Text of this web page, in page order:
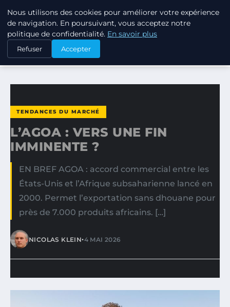
TUEZ-LES TOUS
ACCUEIL
TENDANCES DU MARCHÉ
L’AGOA : VERS UNE FIN IMMINENTE ?
TENDANCES DU MARCHÉ
L’AGOA : VERS UNE FIN
IMMINENTE ?
EN BREF AGOA : accord commercial entre les
États-Unis et l’Afrique subsaharienne lancé en
2000. Permet l’exportation sans dhouane pour
près de 7.000 produits africains. […]
NICOLAS KLEIN•4 MAI 2026
Nous utilisons des cookies pour améliorer votre expérience
de navigation. En poursuivant, vous acceptez notre
politique de confidentialité. En savoir plus
Refuser Accepter